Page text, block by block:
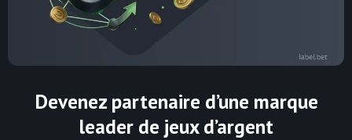
Devenez partenaire d’une marque
leader de jeux d’argent